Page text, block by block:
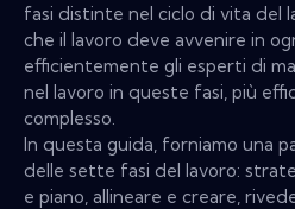
fasi distinte nel ciclo di vita del
che il lavoro deve avvenire in
efficientemente gli esperti di
nel lavoro in queste fasi, più
complesso.
In questa guida, forniamo una
delle sette fasi del lavoro:
e piano, allineare e creare,